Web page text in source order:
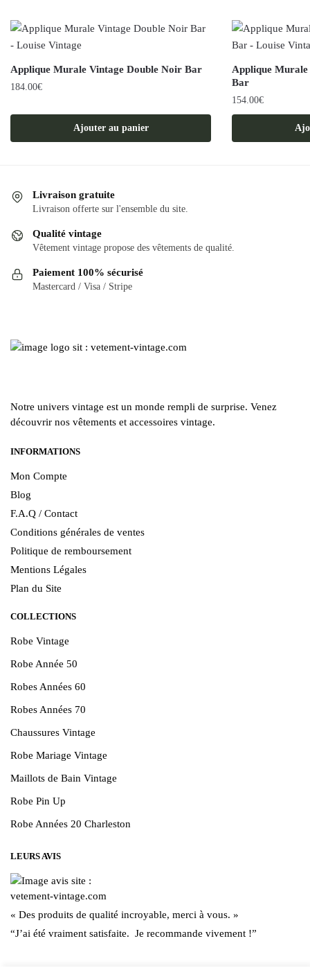
Applique Murale Vintage Double Noir Bar
184.00€
Ajouter au panier
Applique
Bar
154.00€
Livraison gratuite
Livraison offerte sur l'ensemble du site.
Qualité vintage
Vêtement vintage propose des vêtements de qualité.
Paiement 100% sécurisé
Mastercard / Visa / Stripe
Notre univers vintage est un monde rempli de surprise. Venez
découvrir nos vêtements et accessoires vintage.
INFORMATIONS
Mon Compte
Blog
F.A.Q / Contact
Conditions générales de ventes
Politique de remboursement
Mentions Légales
Plan du Site
COLLECTIONS
Robe Vintage
Robe Année 50
Robes Années 60
Robes Années 70
Chaussures Vintage
Robe Mariage Vintage
Maillots de Bain Vintage
Robe Pin Up
Robe Années 20 Charleston
LEURS AVIS
« Des produits de qualité incroyable, merci à vous. »
“J’ai été vraiment satisfaite. Je recommande vivement !”